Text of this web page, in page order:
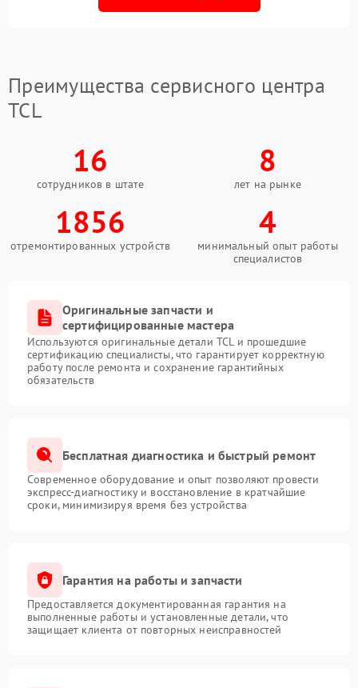
Преимущества сервисного центра
TCL
16
сотрудников в штате
8
лет на рынке
1856
отремонтированных устройств
4
минимальный опыт работы
специалистов
Оригинальные запчасти и
сертифицированные мастера
Используются оригинальные детали TCL и прошедшие
сертификацию специалисты, что гарантирует корректную
работу после ремонта и сохранение гарантийных
обязательств
Бесплатная диагностика и быстрый ремонт
Современное оборудование и опыт позволяют провести
экспресс-диагностику и восстановление в кратчайшие
сроки, минимизируя время без устройства
Гарантия на работы и запчасти
Предоставляется документированная гарантия на
выполненные работы и установленные детали, что
защищает клиента от повторных неисправностей